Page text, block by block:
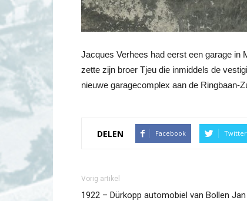
Jacques Verhees had eerst een garage in
zette zijn broer Tjeu die inmiddels de
nieuwe garagecomplex aan de Ringbaan-
DELEN Facebook Twitter
Vorig artikel
1922 – Dürkopp automobiel van Bollen